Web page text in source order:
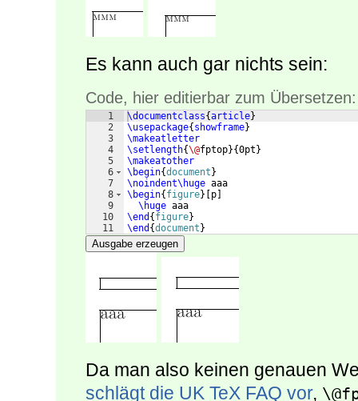
Es kann auch gar nichts sein:
Code, hier editierbar zum Übersetzen:
1
2
3
4
5
6
7
8
9
10
11
\documentclass{article}
\usepackage{ showframe}
\makeatletter
\setlength{\@fptop}{0pt }
\makeatother
\begin{document }
\noindent\huge aaa
\begin{ figure} p
\huge aaa
\end { figure}
\end {document }
Ausgabe erzeugen
Da man also keinen genauen
schlägt die UK TeX FAQ vor,